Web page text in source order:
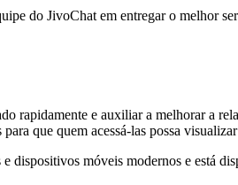
do JivoChat em entregar o melhor
rapidamente e auxiliar a melhorar a
que quem acessá-las possa
dispositivos móveis modernos e está